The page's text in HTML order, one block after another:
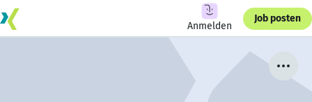
Anmelden
Job posten